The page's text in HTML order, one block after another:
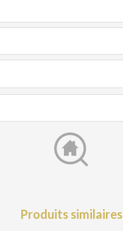
Produits similaires